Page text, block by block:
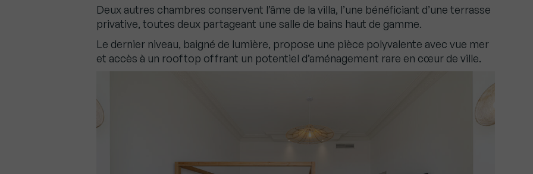
Deux autres chambres conservent l’âme de la villa, l’une bénéficiant d’une terrasse
privative, toutes deux partageant une salle de bains haut de gamme.
Le dernier niveau, baigné de lumière, propose une pièce polyvalente avec vue mer
et accès à un rooftop offrant un potentiel d’aménagement rare en cœur de ville.